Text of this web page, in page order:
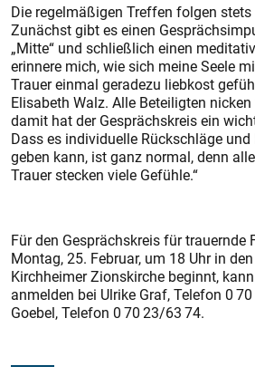
Die regelmäßigen Treffen folgen
Zunächst gibt es einen
„Mitte“ und schließlich einen
erinnere mich, wie sich meine Seele
Trauer einmal geradezu liebkost
Elisabeth Walz. Alle Beteiligten
damit hat der Gesprächskreis ein
Dass es individuelle Rückschläge
geben kann, ist ganz normal, denn
Trauer stecken viele Gefühle.“
Für den Gesprächskreis für trauernde
Montag, 25. Februar, um 18 Uhr in
Kirchheimer Zionskirche beginnt,
anmelden bei Ulrike Graf, Telefon 0
Goebel, Telefon 0 70 23/63 74.